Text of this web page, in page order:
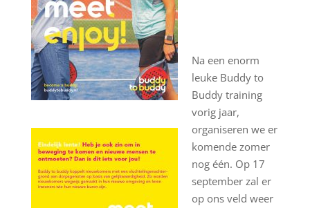
Na een enorm
leuke Buddy to
Buddy training
vorig jaar,
organiseren we er
komende zomer
nog één. Op 17
september zal er
op ons veld weer